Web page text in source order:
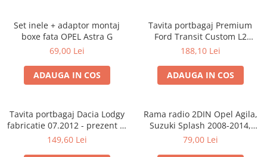
Set inele + adaptor montaj
boxe fata OPEL Astra G
69,00 Lei
ADAUGA IN COS
Tavita portbagaj Premium
Ford Transit Custom L2
fabricatie 01.2013 - prezent
188,10 Lei
ADAUGA IN COS
Tavita portbagaj Dacia Lodgy
fabricatie 07.2012 - prezent (7
locuri)
149,60 Lei
Rama radio 2DIN Opel Agila,
Suzuki Splash 2008-2014,
381294-04
79,00 Lei